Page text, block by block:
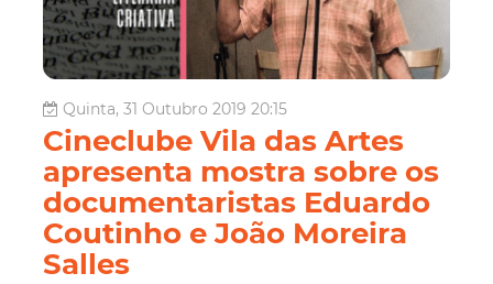
Quinta, 31 Outubro 2019 20:15
Cineclube Vila das Artes
apresenta mostra sobre os
documentaristas Eduardo
Coutinho e João Moreira
Salles